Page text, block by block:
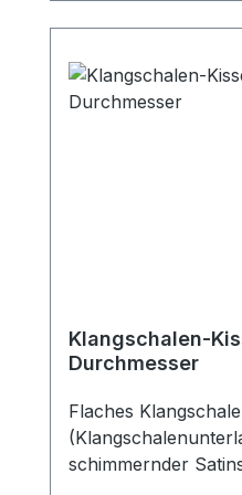
Klangschalen-
Durchmesser
Flaches
schimmernder